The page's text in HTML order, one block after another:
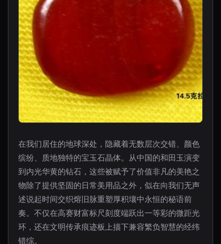
在我们居住的地球深处，隐藏着无数层次交错、颜色
缤纷、质地独特的宝玉石晶体。从中国的和田玉演变
到内光华黄的钻石，这些被赋予了价值非凡的美艳之
物除了提供坚固的日常美用品之外，似在向我们无声
述说起时间交织熔旧脉重塑厚积壤中永恒的秘语前
奏。不仅在高赛财富标尺刻度端跃出一等彩的微距光
环，还在文明传承痕迹板上描下兼容繁负智慧的经纬
错综。